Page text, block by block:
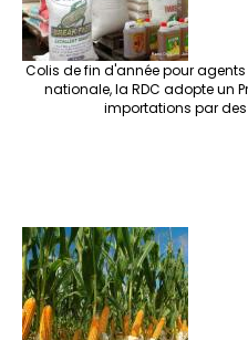
Colis de fin d'année pour
nationale, la RDC adopte un
importations par